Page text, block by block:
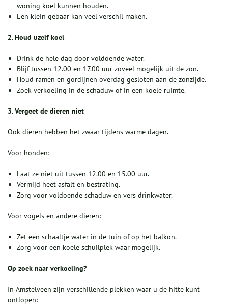
woning koel kunnen houden.
Een klein gebaar kan veel verschil maken.
2. Houd uzelf koel
Drink de hele dag door voldoende water.
Blijf tussen 12.00 en 17.00 uur zoveel mogelijk uit de zon.
Houd ramen en gordijnen overdag gesloten aan de zonzijde.
Zoek verkoeling in de schaduw of in een koele ruimte.
3. Vergeet de dieren niet
Ook dieren hebben het zwaar tijdens warme dagen.
Voor honden:
Laat ze niet uit tussen 12.00 en 15.00 uur.
Vermijd heet asfalt en bestrating.
Zorg voor voldoende schaduw en vers drinkwater.
Voor vogels en andere dieren:
Zet een schaaltje water in de tuin of op het balkon.
Zorg voor een koele schuilplek waar mogelijk.
Op zoek naar verkoeling?
In Amstelveen zijn verschillende plekken waar u de hitte kunt
ontlopen: